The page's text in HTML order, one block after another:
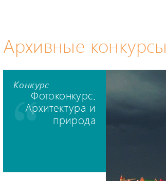
Архивные конкурсы
Конкурс
Фотоконкурс.
Архитектура и
природа